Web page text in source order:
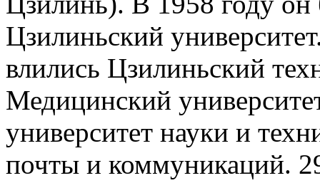
Цзилиньский
влились Цзилиньский
Медицинский
университет науки и
почты и коммуникаций.